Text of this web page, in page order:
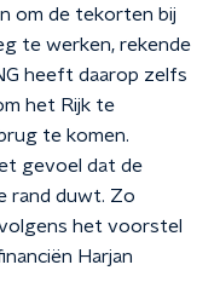
om de tekorten bij
te werken, rekende
heeft daarop zelfs
het Rijk te
te komen.
gevoel dat de
rand duwt. Zo
het voorstel
Harjan